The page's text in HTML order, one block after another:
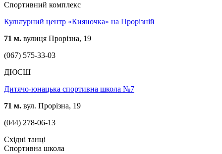
Спортивний комплекс
Культурний центр «Кияночка» на Прорізній
71 м. вулиця Прорізна, 19
(067) 575-33-03
ДЮСШ
Дитячо-юнацька спортивна школа №7
71 м. вул. Прорізна, 19
(044) 278-06-13
Східні танці
Спортивна школа